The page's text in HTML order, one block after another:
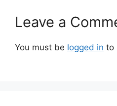
Leave a
You must be logged in to